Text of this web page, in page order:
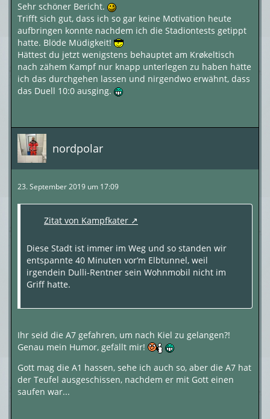
Sehr schöner Bericht.
Trifft sich gut, dass ich so gar keine Motivation heute
aufbringen konnte nachdem ich die Stadiontests getippt
hatte. Blöde Müdigkeit!
Hättest du jetzt wenigstens behauptet am Krøkeltisch
nach zähem Kampf nur knapp unterlegen zu haben hätte
ich das durchgehen lassen und nirgendwo erwähnt, dass
das Duell 10:0 ausging.
nordpolar
23. September 2019 um 17:09
Zitat von Kampfkater
Diese Stadt ist immer im Weg und so standen wir
entspannte 40 Minuten vor’m Elbtunnel, weil
irgendein Dulli-Rentner sein Wohnmobil nicht im
Griff hatte.
Ihr seid die A7 gefahren, um nach Kiel zu gelangen?!
Genau mein Humor, gefällt mir!
Gott mag die A1 hassen, sehe ich auch so, aber die A7 hat
der Teufel ausgeschissen, nachdem er mit Gott einen
saufen war...